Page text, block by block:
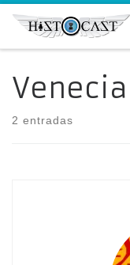
Saltar al contenido
Venecia
2 entradas